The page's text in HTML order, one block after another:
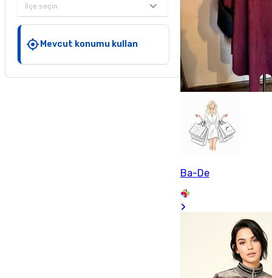
İlçe seçin
Mevcut konumu kullan
Ba-De